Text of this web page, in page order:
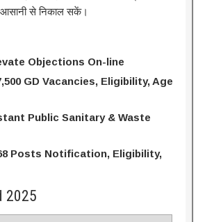
आसानी से निकाल सकें।
Objections On-line
GD Vacancies, Eligibility, Age
Public Sanitary & Waste
Posts Notification, Eligibility,
2025